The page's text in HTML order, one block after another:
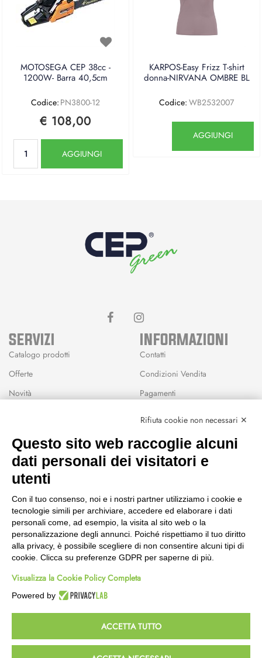
MOTOSEGA CEP 38cc -
1200W- Barra 40,5cm
Codice: PN3800-12
€ 108,00
AGGIUNGI
KARPOS-Easy Frizz T-shirt
donna-NIRVANA OMBRE BL
Codice: WB2532007
AGGIUNGI
SERVIZI
Catalogo prodotti
Offerte
Novità
Wishlist
INFORMAZIONI
Contatti
Condizioni Vendita
Pagamenti
CEP GREEN
Fanano (MO)
059 8676485
349 9202419
388 8659473
info@cepgreen.com
Orario
Dal lunedì al venerdì
8:00 – 12:30 / 13:30 - 19:00
8:30 – 12:30 / 15:30 - 19:00
Rifiuta cookie non necessari ✕
Questo sito web raccoglie alcuni
dati personali dei visitatori e
utenti
Con il tuo consenso, noi e i nostri partner utilizziamo i cookie e
tecnologie simili per archiviare, accedere ed elaborare i dati
personali come, ad esempio, la visita al sito web o la
personalizzazione degli annunci. Poiché rispettiamo il tuo diritto
alla privacy, è possibile scegliere di non consentire alcuni tipi di
cookie. Clicca su preferenze GDPR per saperne di più.
Visualizza la Cookie Policy Completa
Powered by
ACCETTA TUTTO